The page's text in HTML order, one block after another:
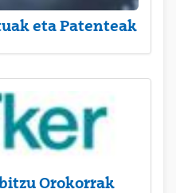
eta Patenteak
Orokorrak